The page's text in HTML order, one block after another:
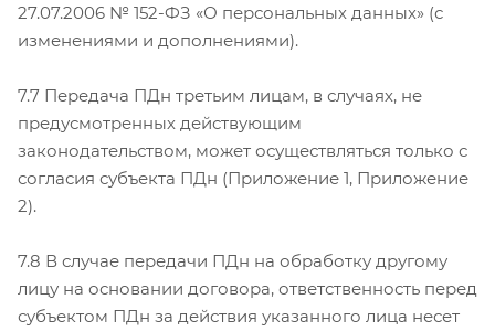
27.07.2006 № 152-ФЗ «О персональных данных» (с
изменениями и дополнениями).
7.7 Передача ПДн третьим лицам, в случаях, не
предусмотренных действующим
законодательством, может осуществляться только с
согласия субъекта ПДн (Приложение 1, Приложение
2).
7.8 В случае передачи ПДн на обработку другому
лицу на основании договора, ответственность перед
субъектом ПДн за действия указанного лица несет